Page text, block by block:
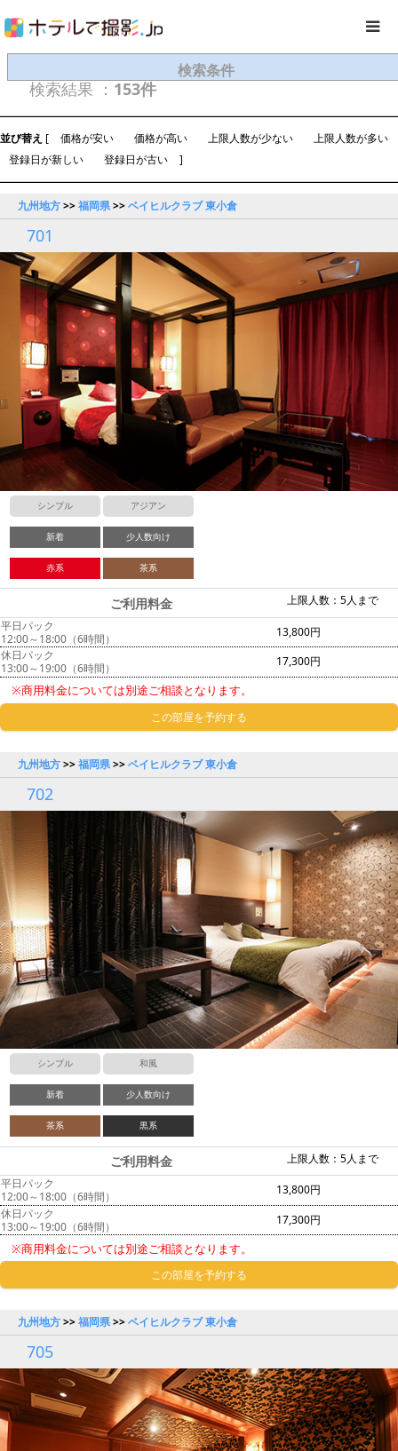
検索条件
検索結果 ： 153件
並び替え [ 価格が安い 価格が高い 上限人数が少ない
上限人数が多い
登録日が新しい
登録日が古い ]
九州地方>>福岡県>>ベイヒルクラブ 東小倉
701
シンプル アジアン
新着 少人数向け
赤系 茶系
上限人数：5人まで
ご利用料金
平日パック
12:00～18:00（6時間）
13,800円
休日パック
13:00～19:00（6時間）
17,300円
※商用料金については別途ご相談となります。
この部屋を予約する
九州地方>>福岡県>>ベイヒルクラブ 東小倉
702
シンプル 和風
新着 少人数向け
茶系 黒系
上限人数：5人まで
ご利用料金
平日パック
12:00～18:00（6時間）
13,800円
休日パック
13:00～19:00（6時間）
17,300円
※商用料金については別途ご相談となります。
この部屋を予約する
九州地方>>福岡県>>ベイヒルクラブ 東小倉
705